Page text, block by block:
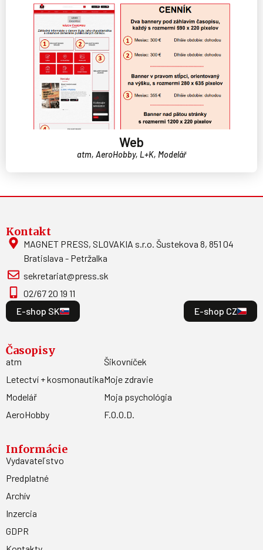
Web
atm, AeroHobby, L+K, Modelář
Kontakt
MAGNET PRESS, SLOVAKIA s.r.o. Šustekova 8, 851 04
Bratislava - Petržalka
sekretariat@press.sk
02/67 20 19 11
E-shop SK
E-shop CZ
Časopisy
atm
Letectví + kosmonautika
Modelář
AeroHobby
Šikovníček
Moje zdravie
Moja psychológia
F.O.O.D.
Informácie
Vydavateľstvo
Predplatné
Archív
Inzercia
GDPR